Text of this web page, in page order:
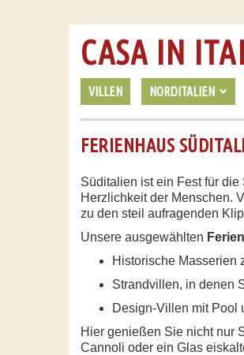
VILLEN NORDITALIEN
CASA IN
FERIENHAUS
Süditalien ist ein Fest für
Herzlichkeit der Menschen.
zu den steil aufragenden
Unsere ausgewählten
Historische Masserien
Strandvillen, in denen
Design-Villen mit Pool
Hier genießen Sie nicht nur
Cannoli oder ein Glas